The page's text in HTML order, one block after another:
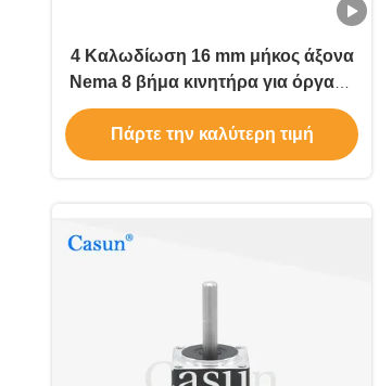
4 Καλωδίωση 16 mm μήκος άξονα
Nema 8 βήμα κινητήρα για όργανα
ακριβείας
Πάρτε την καλύτερη τιμή